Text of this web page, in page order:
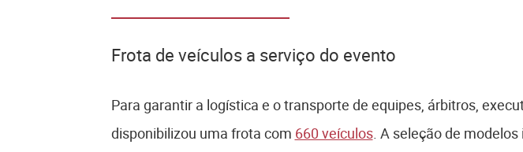
Frota de veículos a serviço do evento
Para garantir a logística e o transporte de equipes, árbitros,
disponibilizou uma frota com 660 veículos. A seleção de modelos